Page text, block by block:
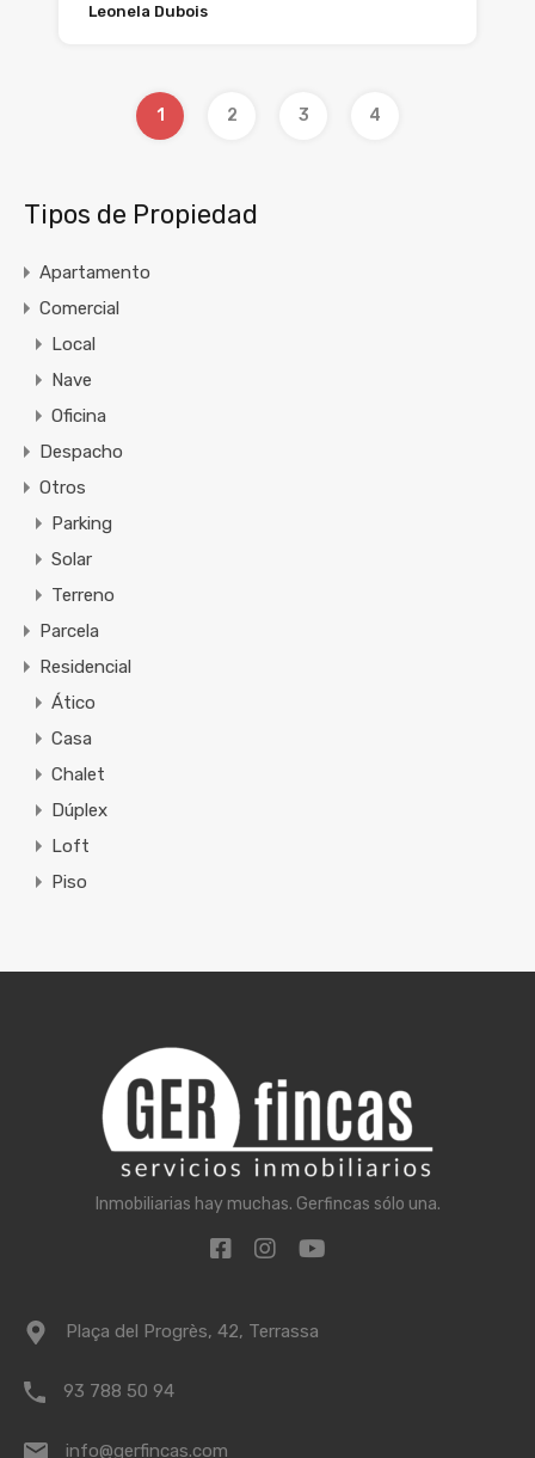
Leonela Dubois
1 2 3 4
Tipos de Propiedad
Apartamento
Comercial
Local
Nave
Oficina
Despacho
Otros
Parking
Solar
Terreno
Parcela
Residencial
Ático
Casa
Chalet
Dúplex
Loft
Piso
Inmobiliarias hay muchas. Gerfincas sólo una.
Plaça del Progrès, 42, Terrassa
93 788 50 94
info@gerfincas.com